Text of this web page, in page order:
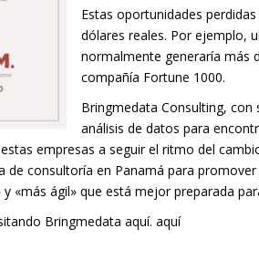
Estas oportunidades
dólares reales. Por ejemplo,
normalmente generaría más
compañía Fortune 1000.
Bringmedata Consulting, con
análisis de datos para
empresas a seguir el ritmo del
de consultoría en Panamá para
«más ágil» que está mejor preparada
Bringmedata aquí.aquí